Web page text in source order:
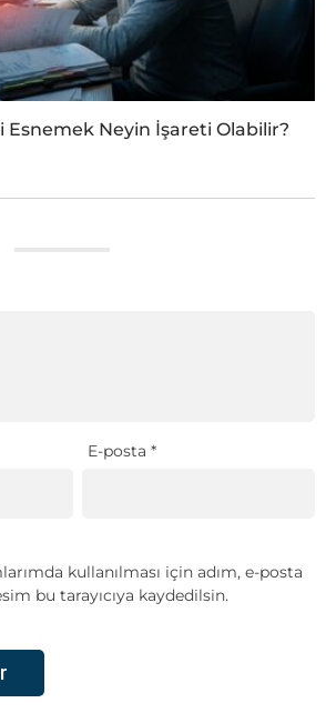
Esnemek Neyin İşareti Olabilir?
E-posta*
kullanılması için adım, e-posta
bu tarayıcıya kaydedilsin.